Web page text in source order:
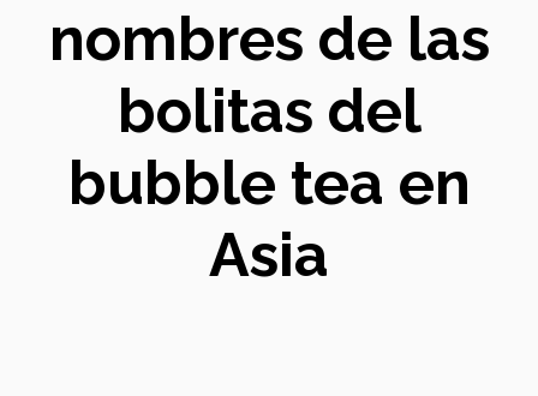
nombres de las
bolitas del
bubble tea en
Asia